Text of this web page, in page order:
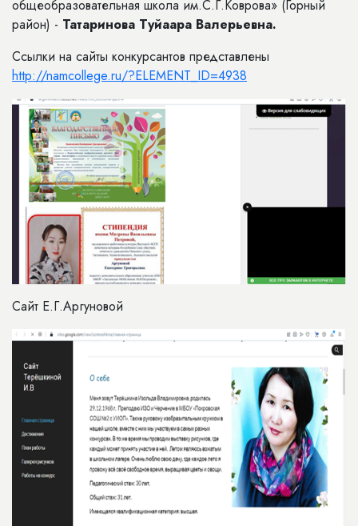
общеобразовательная школа им.С.Г.Коврова» (Горный
район) - Татаринова Туйаара Валерьевна.
Ссылки на сайты конкурсантов представлены
http://namcollege.ru/?ELEMENT_ID=4938
Сайт Е.Г.Аргуновой